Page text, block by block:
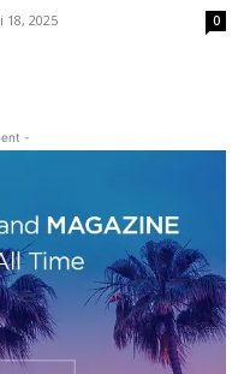
18, 2025 0
-